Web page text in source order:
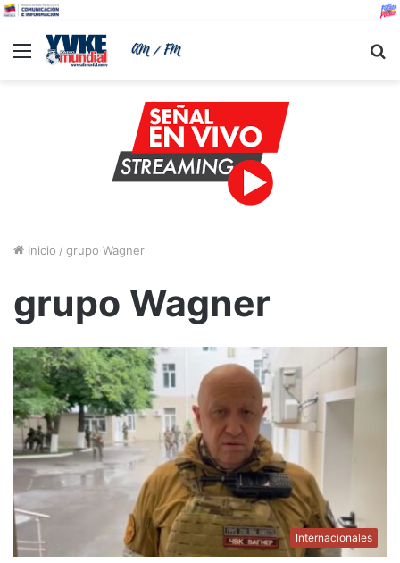
Menu
Inicio / grupo Wagner
grupo Wagner
Internacionales